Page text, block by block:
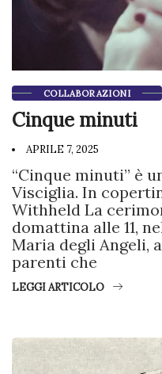
COLLABORAZIONI
Cinque minuti
APRILE 7, 2025
“Cinque minuti” è
Visciglia. In
Withheld La
domattina alle 11,
Maria degli Angeli,
parenti che
LEGGI ARTICOLO